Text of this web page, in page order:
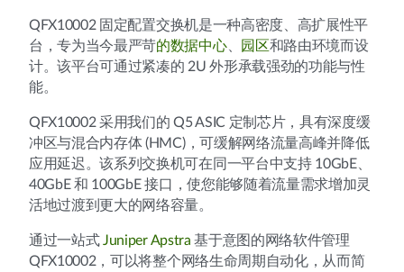
QFX10002 固定配置交换机是一种高密度、高扩展性平
台，专为当今最严苛的数据中心、 园区和路由环境而设
计。该平台可通过紧凑的 2U 外形承载强劲的功能与性
能。
QFX10002 采用我们的 Q5 ASIC 定制芯片，具有深度缓
冲区与混合内存体 (HMC)，可缓解网络流量高峰并降低
应用延迟。该系列交换机可在同一平台中支持 10GbE、
40GbE 和 100GbE 接口，使您能够随着流量需求增加灵
活地过渡到更大的网络容量。
通过一站式Juniper Apstra 基于意图的网络软件管理
QFX10002，可以将整个网络生命周期自动化，从而简